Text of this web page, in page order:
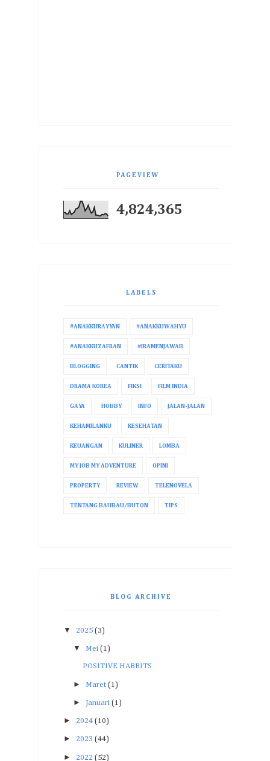
PAGEVIEW
4,824,365
LABELS
#ANAKKURAYYAN #ANAKKUWAHYU
#ANAKKUZAFRAN #IRAMENJAWAB
BLOGGING CANTIK CERITAKU
DRAMA KOREA FIKSI FILM INDIA
GAYA HOBBY INFO JALAN-JALAN
KEHAMILANKU KESEHATAN
KEUANGAN KULINER LOMBA
MY JOB MY ADVENTURE OPINI
PROPERTY REVIEW TELENOVELA
TENTANG BAUBAU/BUTON TIPS
BLOG ARCHIVE
▼ 2025 (3)
▼ Mei (1)
POSITIVE HABBITS
► Maret (1)
► Januari (1)
► 2024 (10)
► 2023 (44)
► 2022 (52)